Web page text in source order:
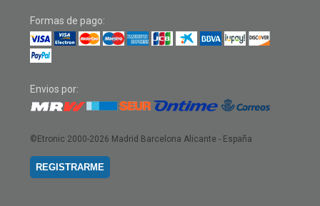
Formas de pago:
Envios por:
©Etronic 2000-2026 Madrid Barcelona Alicante - España
REGISTRARME